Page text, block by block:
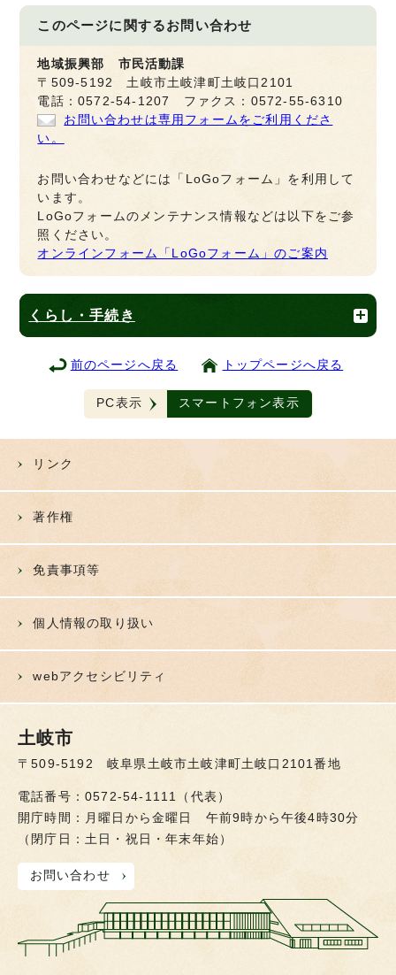
このページに関するお問い合わせ
地域振興部 市民活動課
〒509-5192 土岐市土岐津町土岐口2101
電話：0572-54-1207 ファクス：0572-55-6310
お問い合わせは専用フォームをご利用くださ
い。
お問い合わせなどには「LoGoフォーム」を利用して
います。
LoGoフォームのメンテナンス情報などは以下をご参
照ください。
オンラインフォーム「LoGoフォーム」のご案内
くらし・手続き
前のページへ戻る トップページへ戻る
PC表示 スマートフォン表示
リンク
著作権
免責事項等
個人情報の取り扱い
webアクセシビリティ
土岐市
〒509-5192 岐阜県土岐市土岐津町土岐口2101番地
電話番号：0572-54-1111（代表）
開庁時間：月曜日から金曜日 午前9時から午後4時30分
（閉庁日：土日・祝日・年末年始）
お問い合わせ